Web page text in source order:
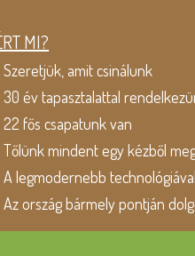
MI?
Szeretjük, amit csinálunk
30 év tapasztalattal
22 fős csapatunk van
Tőlünk mindent egy kézből
A legmodernebb
Az ország bármely pontján